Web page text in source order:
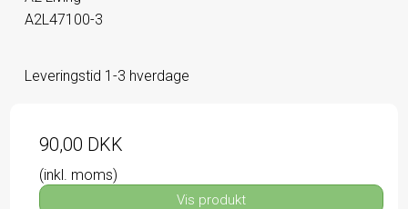
A2L47100-3
Leveringstid 1-3 hverdage
90,00 DKK
(inkl. moms)
Vis produkt